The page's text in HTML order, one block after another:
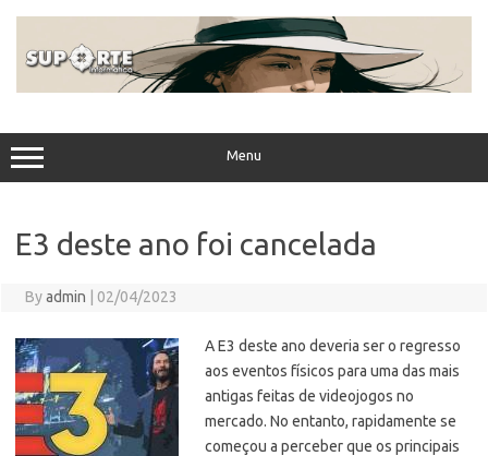
Menu
E3 deste ano foi cancelada
Byadmin 02/04/2023
A E3 deste ano deveria ser o regresso
aos eventos físicos para uma das mais
antigas feitas de videojogos no
mercado. No entanto, rapidamente se
começou a perceber que os principais